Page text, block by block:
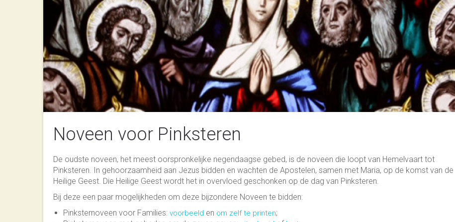
Noveen voor Pinksteren
De oudste noveen, het meest oorspronkelijke negendaagse gebed, is de noveen die loopt van Hemelvaart tot
Pinksteren. In gehoorzaamheid aan Jezus bidden en wachten de Apostelen, samen met Maria, op de komst van de
Heilige Geest. Die Heilige Geest wordt het in overvloed geschonken op de dag van Pinksteren.
Bij deze een paar mogelijkheden om deze bijzondere Noveen te bidden:
Pinksternoveen voor Families: voorbeeld en om zelf te printen;